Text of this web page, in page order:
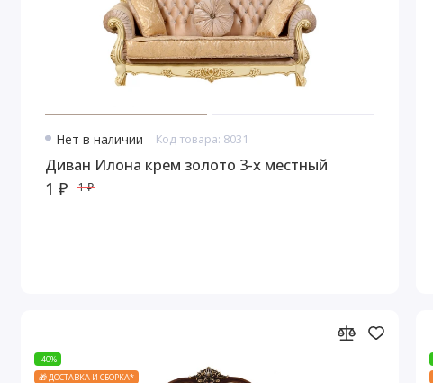
Нет в наличии Код товара: 8031
Диван Илона крем золото 3-х местный
1 ₽ 1 ₽
-40%
🎁 ДОСТАВКА И СБОРКА*